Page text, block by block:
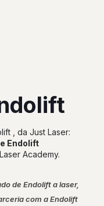
, da Just Laser:
Endolift
Academy.
de Endolift a laser,
com a Endolift